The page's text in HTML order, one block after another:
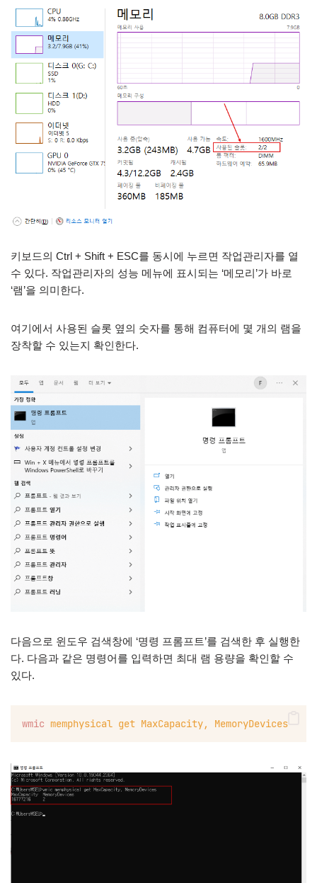
키보드의 Ctrl + Shift + ESC를 동시에 누르면 작업관리자를 열
수 있다. 작업관리자의 성능 메뉴에 표시되는 ‘메모리’가 바로
‘램’을 의미한다.
여기에서 사용된 슬롯 옆의 숫자를 통해 컴퓨터에 몇 개의 램을
장착할 수 있는지 확인한다.
다음으로 윈도우 검색창에 ‘명령 프롬프트’를 검색한 후 실행한
다. 다음과 같은 명령어를 입력하면 최대 램 용량을 확인할 수
있다.
wmic memphysical get MaxCapacity, MemoryDevices